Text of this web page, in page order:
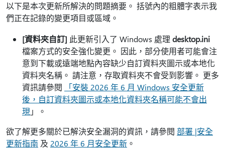
以下是本次更新所解決的問題摘要。 括號內的粗體字表示我
們正在記錄的變更項目或區域。
[資料夾自訂] 此更新引入了 Windows 處理 desktop.ini
檔案方式的安全強化變更。 因此，部分使用者可能會注
意到下載或遠端地點內容缺少自訂資料夾圖示或本地化
資料夾名稱。 請注意，存取資料夾不會受到影響。 更多
資訊請參閱
「安裝 2026 年 6 月 Windows 安全更新
後，自訂資料夾圖示或本地化資料夾名稱可能不會出
現 」。
欲了解更多關於已解決安全漏洞的資訊，請參閱 部署 |安全
更新指南 及 2026 年 6 月安全更新 。